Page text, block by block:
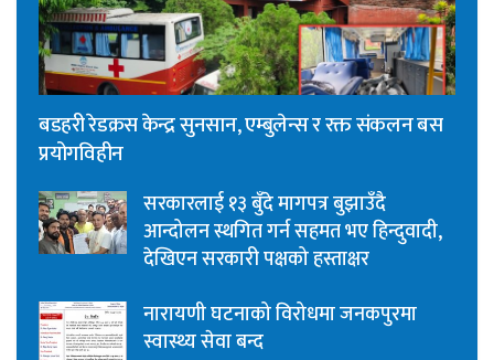
बडहरी रेडक्रस केन्द्र सुनसान, एम्बुलेन्स र रक्त संकलन बस
प्रयोगविहीन
सरकारलाई १३ बुँदे मागपत्र बुझाउँदै
आन्दोलन स्थगित गर्न सहमत भए हिन्दुवादी,
देखिएन सरकारी पक्षको हस्ताक्षर
नारायणी घटनाको विरोधमा जनकपुरमा
स्वास्थ्य सेवा बन्द